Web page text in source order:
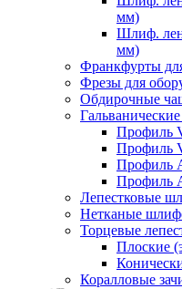
мм)
Шлиф.
мм)
Франкфурты
Фрезы для
Обдирочные
Профиль
Профиль
Профиль
Профиль
Лепестковые
Нетканые
Торцевые
Плоские
Коралловые